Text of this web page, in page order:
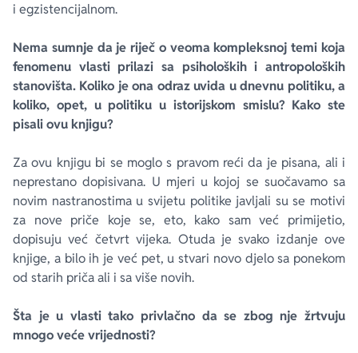
i egzistencijalnom.
Nema sumnje da je riječ o veoma kompleksnoj temi koja
fenomenu vlasti prilazi sa psiholoških i antropoloških
stanovišta. Koliko je ona odraz uvida u dnevnu politiku, a
koliko, opet, u politiku u istorijskom smislu? Kako ste
pisali ovu knjigu?
Za ovu knjigu bi se moglo s pravom reći da je pisana, ali i
neprestano dopisivana. U mjeri u kojoj se suočavamo sa
novim nastranostima u svijetu politike javljali su se motivi
za nove priče koje se, eto, kako sam već primijetio,
dopisuju već četvrt vijeka. Otuda je svako izdanje ove
knjige, a bilo ih je već pet, u stvari novo djelo sa ponekom
od starih priča ali i sa više novih.
Šta je u vlasti tako privlačno da se zbog nje žrtvuju
mnogo veće vrijednosti?